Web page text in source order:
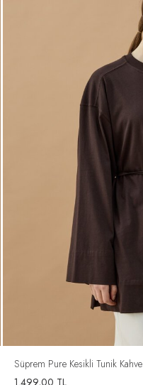
Süprem Pure Kesikli Tunik Kahve
1.499,00 TL